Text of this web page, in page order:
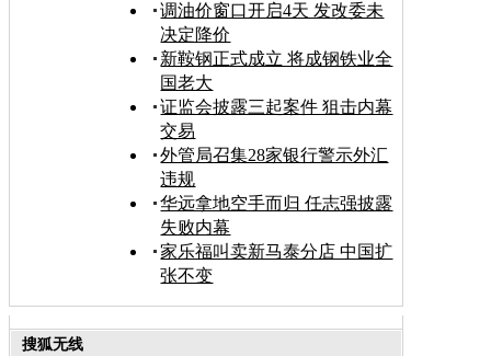
调油价窗口开启4天 发改委未
决定降价
新鞍钢正式成立 将成钢铁业全
国老大
证监会披露三起案件 狙击内幕
交易
外管局召集28家银行警示外汇
违规
华远拿地空手而归 任志强披露
失败内幕
家乐福叫卖新马泰分店 中国扩
张不变
搜狐无线